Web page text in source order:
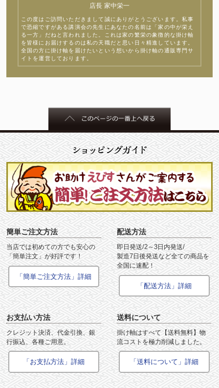
店長 家中栄一
この度はご訪問いただきまして誠にありがとうございます。私事
で恐縮ですがある講演会の先生にあなたの名前は「家の中が栄え
る一方」だねと言われました。これは家の繁栄の象徴的な掛け軸
を皆様にお届けするのは私の天職だと思い日々精進しています。
全国の方に掛け軸を届けたいという想いから掛け軸の通販専門サ
イトを運営しております。
簡単ご注文方法
当店では初めての方でも安心の
「簡単注文」が好評です！
「簡単ご注文方法」詳細
配送方法
即日発送/2～3日内発送/
製造7日後発送など全ての商品を
全国に速配！
「配送方法」詳細
お支払い方法
クレジット決済、代金引換、銀
行振込、各種ご用意。
「お支払方法」詳細
送料について
掛け軸はすべて【送料無料】物
流コストを極力削減しました。
「送料について」詳細